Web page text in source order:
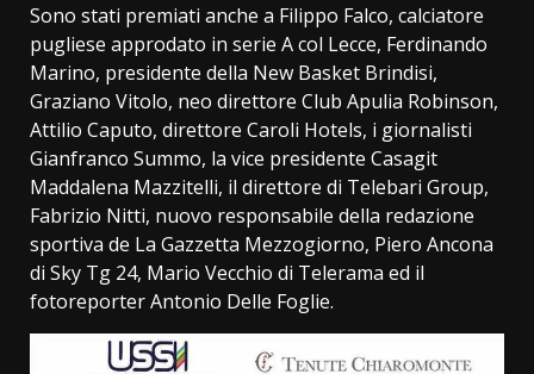
Sono stati premiati anche a Filippo Falco, calciatore
pugliese approdato in serie A col Lecce, Ferdinando
Marino, presidente della New Basket Brindisi,
Graziano Vitolo, neo direttore Club Apulia Robinson,
Attilio Caputo, direttore Caroli Hotels, i giornalisti
Gianfranco Summo, la vice presidente Casagit
Maddalena Mazzitelli, il direttore di Telebari Group,
Fabrizio Nitti, nuovo responsabile della redazione
sportiva de La Gazzetta Mezzogiorno, Piero Ancona
di Sky Tg 24, Mario Vecchio di Telerama ed il
fotoreporter Antonio Delle Foglie.